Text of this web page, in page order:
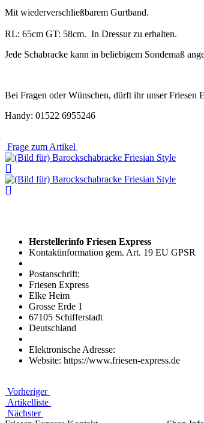
Mit wiederverschließbarem Gurtband.
RL: 65cm GT: 58cm. In Dressur zu erhalten.
Jede Schabracke kann in beliebigem Sondemaß
Bei Fragen oder Wünschen, dürft ihr unser Friesen
Handy: 01522 6955246
Frage zum Artikel
Herstellerinfo Friesen Express
Kontaktinformation gem. Art. 19 EU GPSR
Postanschrift:
Friesen Express
Elke Heim
Grosse Erde 1
67105 Schifferstadt
Deutschland
Elektronische Adresse:
Website: https://www.friesen-express.de
Vorheriger
Artikelliste
Nächster